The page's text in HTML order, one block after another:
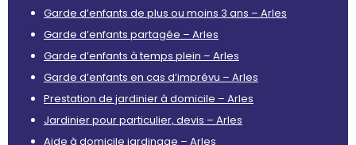
Garde d’enfants de plus ou moins 3 ans – Arles
Garde d’enfants partagée – Arles
Garde d’enfants à temps plein – Arles
Garde d’enfants en cas d’imprévu – Arles
Prestation de jardinier à domicile – Arles
Jardinier pour particulier, devis – Arles
Aide à domicile jardinage – Arles